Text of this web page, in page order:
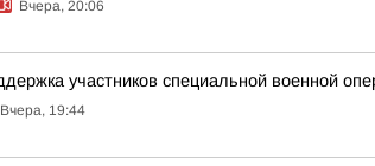
Вчера, 20:06
участников специальной военной
Вчера, 19:44